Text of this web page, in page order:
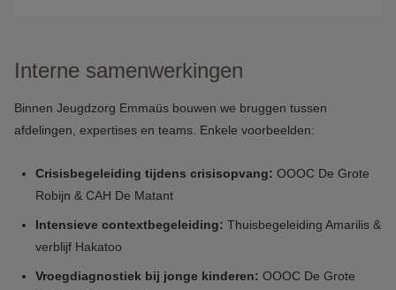
Interne samenwerkingen
Binnen Jeugdzorg Emmaüs bouwen we bruggen tussen
afdelingen, expertises en teams. Enkele voorbeelden:
Crisisbegeleiding tijdens crisisopvang: OOOC De Grote
Robijn & CAH De Matant
Intensieve contextbegeleiding: Thuisbegeleiding Amarilis &
verblijf Hakatoo
Vroegdiagnostiek bij jonge kinderen: OOOC De Grote